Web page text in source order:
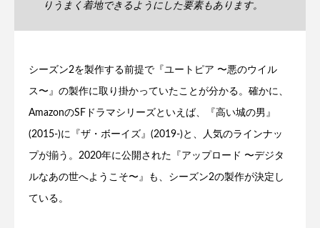
りうまく着地できるようにした要素もあります。
シーズン2を製作する前提で『ユートピア 〜悪のウイル
ス〜』の製作に取り掛かっていたことが分かる。確かに、
AmazonのSFドラマシリーズといえば、『高い城の男』
(2015-)に『ザ・ボーイズ』(2019-)と、人気のラインナッ
プが揃う。2020年に公開された『アップロード 〜デジタ
ルなあの世へようこそ〜』も、シーズン2の製作が決定し
ている。